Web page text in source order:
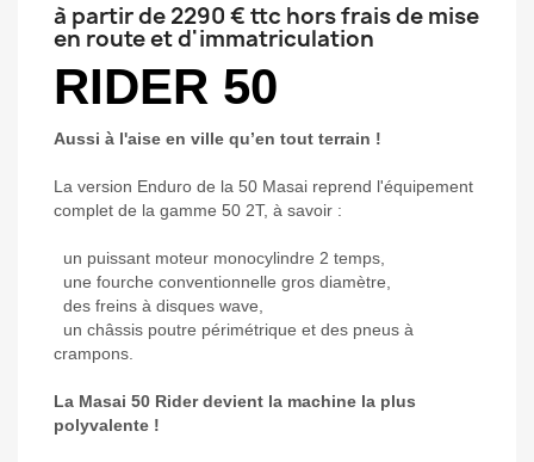
à partir de 2290 € ttc hors frais de mise
en route et d'immatriculation
RIDER 50
Aussi à l'aise en ville qu’en tout terrain !
La version Enduro de la 50 Masai reprend l'équipement
complet de la gamme 50 2T, à savoir :
un puissant moteur monocylindre 2 temps,
une fourche conventionnelle gros diamètre,
des freins à disques wave,
un châssis poutre périmétrique et des pneus à
crampons.
La Masai 50 Rider devient la machine la plus
polyvalente !